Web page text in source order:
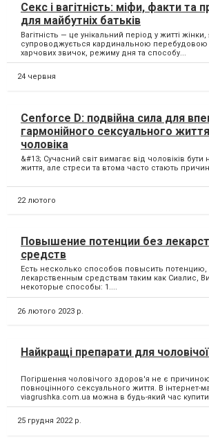
Секс і вагітність: міфи, факти та
для майбутніх батьків
Вагітність — це унікальний період у житті жінки,
супроводжується кардинальною перебудовою
харчових звичок, режиму дня та способу...
24 червня
Cenforce D: подвійна сила для
гармонійного сексуального
чоловіка
&#13; Сучасний світ вимагає від чоловіків бути
життя, але стреси та втома часто стають
22 лютого
Повышение потенции без
средств
Есть несколько способов повысить потенцию,
лекарственным средствам таким как Сиалис,
некоторые способы: 1....
26 лютого 2023 р.
Найкращі препарати для чоловічої
Погіршення чоловічого здоров'я не є
повноцінного сексуального життя. В інтернет-
viagrushka.com.ua можна в будь-який час
25 грудня 2022 р.